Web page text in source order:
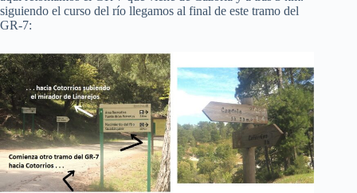
siguiendo el curso del río llegamos al final de este tramo del
GR-7: